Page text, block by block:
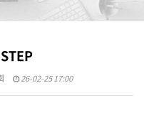
26-02-25 17:00